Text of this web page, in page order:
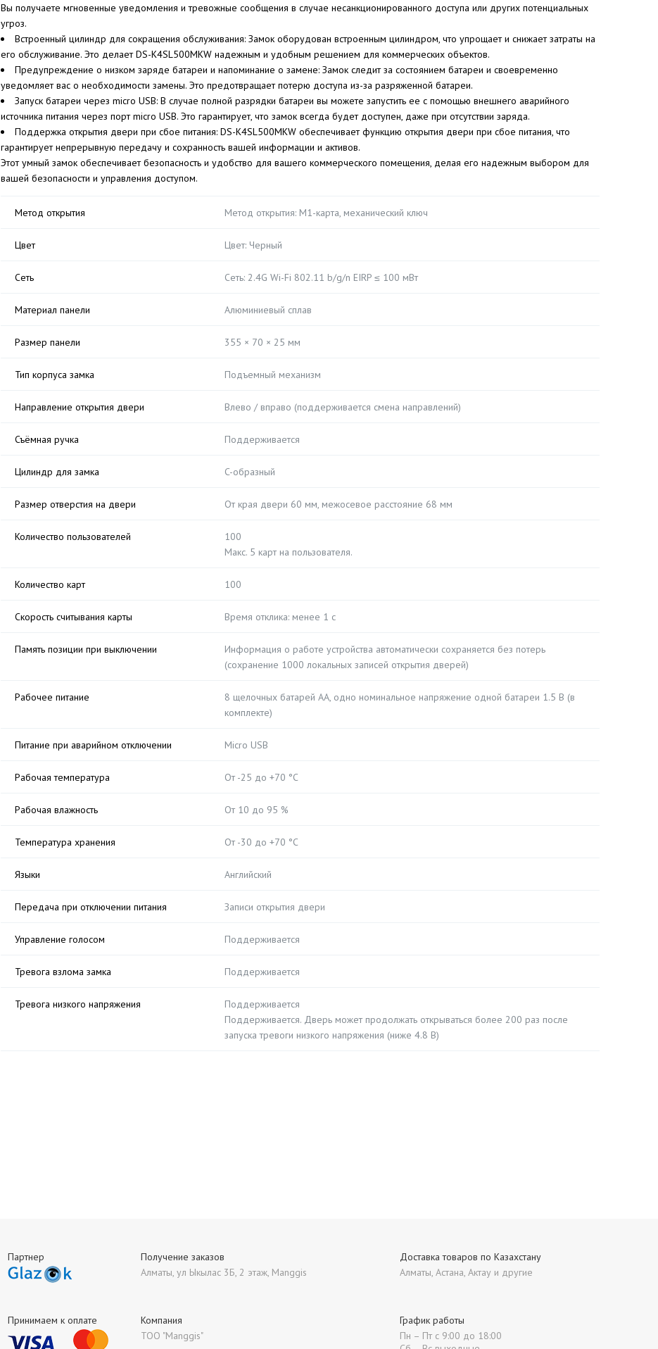
Вы получаете мгновенные уведомления и тревожные сообщения в случае несанкционированного доступа или других потенциальных
угроз.
Встроенный цилиндр для сокращения обслуживания: Замок оборудован встроенным цилиндром, что упрощает и снижает затраты на
его обслуживание. Это делает DS-K4SL500MKW надежным и удобным решением для коммерческих объектов.
Предупреждение о низком заряде батареи и напоминание о замене: Замок следит за состоянием батареи и своевременно
уведомляет вас о необходимости замены. Это предотвращает потерю доступа из-за разряженной батареи.
Запуск батареи через micro USB: В случае полной разрядки батареи вы можете запустить ее с помощью внешнего аварийного
источника питания через порт micro USB. Это гарантирует, что замок всегда будет доступен, даже при отсутствии заряда.
Поддержка открытия двери при сбое питания: DS-K4SL500MKW обеспечивает функцию открытия двери при сбое питания, что
гарантирует непрерывную передачу и сохранность вашей информации и активов.
Этот умный замок обеспечивает безопасность и удобство для вашего коммерческого помещения, делая его надежным выбором для
вашей безопасности и управления доступом.
Метод открытия Метод открытия: М1-карта, механический ключ
Цвет Цвет: Черный
Сеть Сеть: 2.4G Wi-Fi 802.11 b/g/n EIRP ≤ 100 мВт
Материал панели Алюминиевый сплав
Размер панели 355 × 70 × 25 мм
Тип корпуса замка Подъемный механизм
Направление открытия двери Влево / вправо (поддерживается смена направлений)
Съёмная ручка Поддерживается
Цилиндр для замка C-образный
Размер отверстия на двери От края двери 60 мм, межосевое расстояние 68 мм
Количество пользователей
100
Макс. 5 карт на пользователя.
Количество карт 100
Скорость считывания карты Время отклика: менее 1 с
Память позиции при выключении
Информация о работе устройства автоматически сохраняется без потерь
(сохранение 1000 локальных записей открытия дверей)
Рабочее питание
8 щелочных батарей AA, одно номинальное напряжение одной батареи 1.5 В (в
комплекте)
Питание при аварийном отключении Micro USB
Рабочая температура От -25 до +70 °C
Рабочая влажность От 10 до 95 %
Температура хранения От -30 до +70 °C
Языки Английский
Передача при отключении питания Записи открытия двери
Управление голосом Поддерживается
Тревога взлома замка Поддерживается
Тревога низкого напряжения
Поддерживается
Поддерживается. Дверь может продолжать открываться более 200 раз после
запуска тревоги низкого напряжения (ниже 4.8 В)
Партнер
Принимаем к оплате
Получение заказов
Алматы, ул Ыкылас 3Б, 2 этаж, Manggis
Компания
ТОО "Manggis"
Доставка товаров по Казахстану
Алматы, Астана, Актау и другие
График работы
Пн – Пт с 9:00 до 18:00